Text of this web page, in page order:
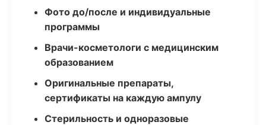
Фото до/после и индивидуальные
программы
Врачи-косметологи с медицинским
образованием
Оригинальные препараты,
сертификаты на каждую ампулу
Стерильность и одноразовые